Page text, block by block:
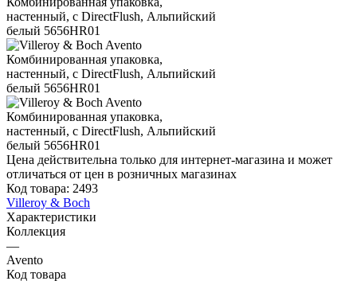
Цена действительна только для интернет-магазина и может
отличаться от цен в розничных магазинах
Код товара: 2493
Villeroy & Boch
Характеристики
Коллекция
—
Avento
Код товара